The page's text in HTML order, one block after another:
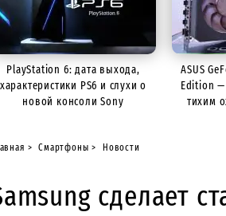
PlayStation 6: дата выхода,
характеристики PS6 и слухи о
новой консоли Sony
ASUS
Edition
тихим
Смартфоны Новости
сделает